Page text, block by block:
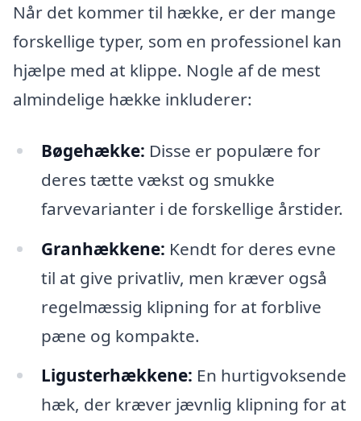
Når det kommer til hække, er der mange
forskellige typer, som en professionel kan
hjælpe med at klippe. Nogle af de mest
almindelige hække inkluderer:
Bøgehække: Disse er populære for
deres tætte vækst og smukke
farvevarianter i de forskellige årstider.
Granhækkene: Kendt for deres evne
til at give privatliv, men kræver også
regelmæssig klipning for at forblive
pæne og kompakte.
Ligusterhækkene: En hurtigvoksende
hæk, der kræver jævnlig klipning for at